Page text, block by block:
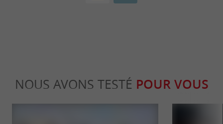
NOUS AVONS TESTÉ POUR VOUS